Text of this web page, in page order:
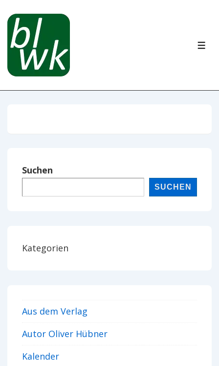
Suchen
SUCHEN
Kategorien
Aus dem Verlag
Autor Oliver Hübner
Kalender